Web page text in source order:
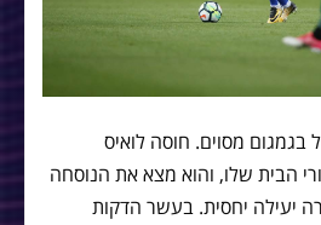
מסוים. חוסה לואיס
הבית שלו, והוא מצא את הנוסחה
יעילה יחסית. בעשר הדקות